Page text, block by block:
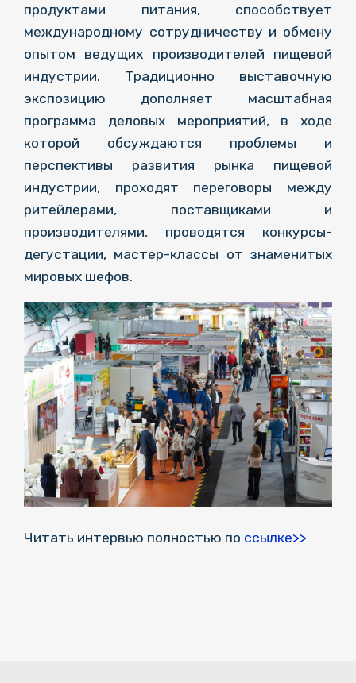
продуктами питания, способствует
международному сотрудничеству и обмену
опытом ведущих производителей пищевой
индустрии. Традиционно выставочную
экспозицию дополняет масштабная
программа деловых мероприятий, в ходе
которой обсуждаются проблемы и
перспективы развития рынка пищевой
индустрии, проходят переговоры между
ритейлерами, поставщиками и
производителями, проводятся конкурсы-
дегустации, мастер-классы от знаменитых
мировых шефов.
Читать интервью полностью по ссылке>>